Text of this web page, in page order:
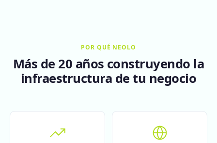
POR QUÉ NEOLO
Más de 20 años construyendo la
infraestructura de tu negocio